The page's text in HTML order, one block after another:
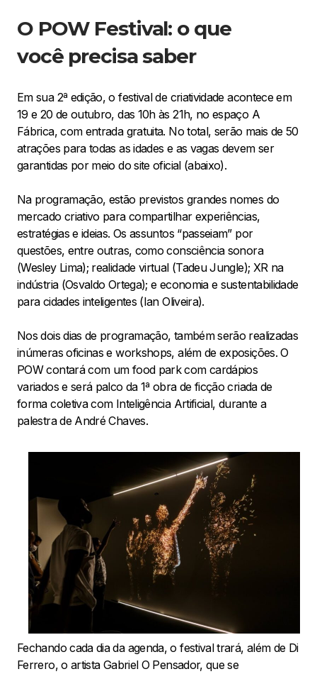
O POW Festival: o que
você precisa saber
Em sua 2ª edição, o festival de criatividade acontece em
19 e 20 de outubro, das 10h às 21h, no espaço A
Fábrica, com entrada gratuita. No total, serão mais de 50
atrações para todas as idades e as vagas devem ser
garantidas por meio do site oficial (abaixo).
Na programação, estão previstos grandes nomes do
mercado criativo para compartilhar experiências,
estratégias e ideias. Os assuntos “passeiam” por
questões, entre outras, como consciência sonora
(Wesley Lima); realidade virtual (Tadeu Jungle); XR na
indústria (Osvaldo Ortega); e economia e sustentabilidade
para cidades inteligentes (Ian Oliveira).
Nos dois dias de programação, também serão realizadas
inúmeras oficinas e workshops, além de exposições. O
POW contará com um food park com cardápios
variados e será palco da 1ª obra de ficção criada de
forma coletiva com Inteligência Artificial, durante a
palestra de André Chaves.
Fechando cada dia da agenda, o festival trará, além de Di
Ferrero, o artista Gabriel O Pensador, que se